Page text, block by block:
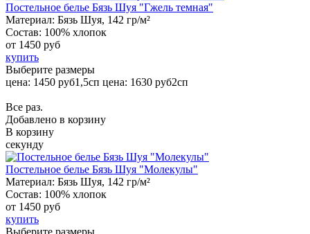
Постельное белье Бязь Шуя "Гжель темная"
Материал: Бязь Шуя, 142 гр/м²
Состав: 100% хлопок
от 1450 руб
купить
Выберите размеры
цена: 1450 руб1,5сп цена: 1630 руб2сп
Все раз.
Добавлено в корзину
В корзину
секунду
Постельное белье Бязь Шуя "Молекулы"
Материал: Бязь Шуя, 142 гр/м²
Состав: 100% хлопок
от 1450 руб
купить
Выберите размеры